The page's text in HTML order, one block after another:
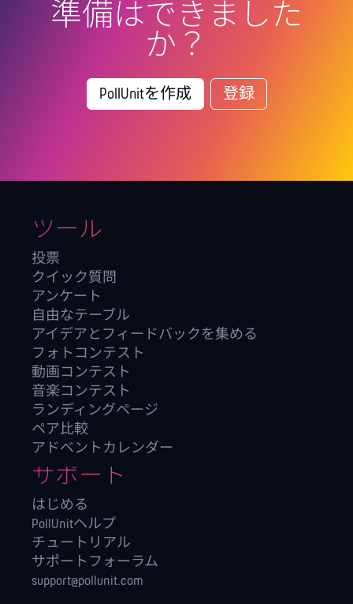
準備はできました
か？
PollUnitを作成 登録
ツール
投票
クイック質問
アンケート
自由なテーブル
アイデアとフィードバックを集める
フォトコンテスト
動画コンテスト
音楽コンテスト
ランディングページ
ペア比較
アドベントカレンダー
サポート
はじめる
PollUnitヘルプ
チュートリアル
サポートフォーラム
support@pollunit.com